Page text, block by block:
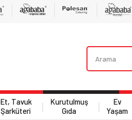
Et, Tavuk
Şarküteri
Kurutulmuş
Gıda
Ev
Yaşam